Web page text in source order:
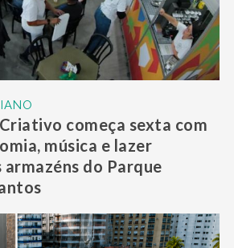
começa sexta com
música e lazer
do Parque